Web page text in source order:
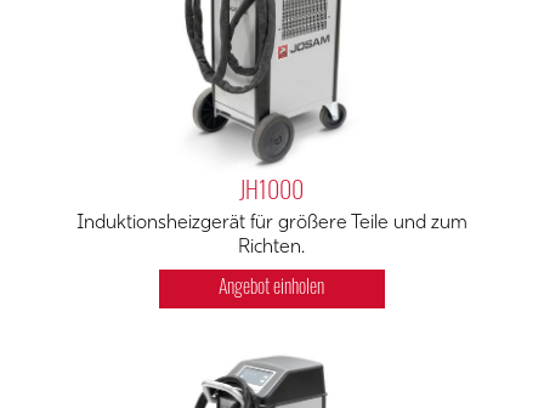
JH1000
Induktionsheizgerät für größere Teile und zum
Richten.
Angebot einholen